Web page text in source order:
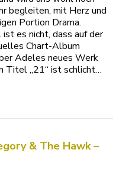
begleiten, mit Herz und
Portion Drama.
ist es nicht, dass auf der
Chart-Album
Adeles neues Werk
Titel „21“ ist schlicht…
& The Hawk –